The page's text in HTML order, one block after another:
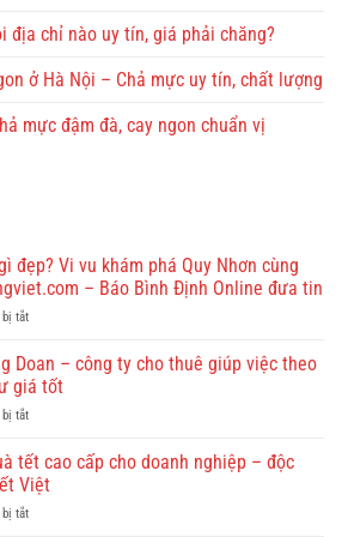
địa chỉ nào uy tín, giá phải chăng?
ở Hà Nội – Chả mực uy tín, chất lượng
mực đậm đà, cay ngon chuẩn vị
đẹp? Vi vu khám phá Quy Nhơn cùng
– Báo Bình Định Online đưa tin
bị tắtở
Nhơn
có
gì
đẹp?
vu
khám
phá
Quy
Doan – công ty cho thuê giúp việc theo
giá tốt
bị tắtở
việc
Hồng
Doan
–
tết cao cấp cho doanh nghiệp – độc
Việt
bị tắtở